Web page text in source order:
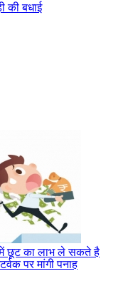
की बधाई
छूट का लाभ ले सकते है
पर मांगी पनाह